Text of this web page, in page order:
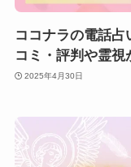
ココナラの電話占
コミ・評判や霊視
2025年4月30日